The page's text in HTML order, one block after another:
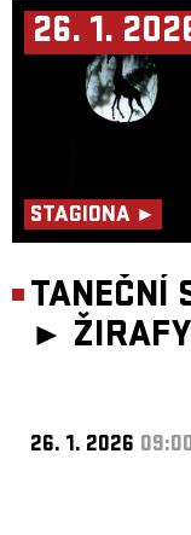
26. 1.
STAGIONA ►
TANEČNÍ
►
26. 1. 2026